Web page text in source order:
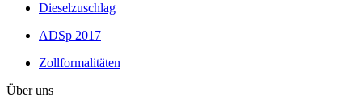
Dieselzuschlag
ADSp 2017
Zollformalitäten
Über uns